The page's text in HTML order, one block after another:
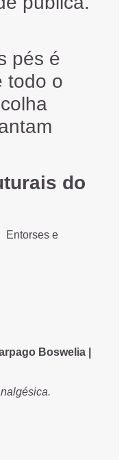
pés é
todo o
do
Entorses e
Boswelia |